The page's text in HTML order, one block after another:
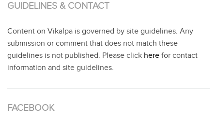
GUIDELINES & CONTACT
Content on Vikalpa is governed by site guidelines. Any
submission or comment that does not match these
guidelines is not published. Please click here for contact
information and site guidelines.
FACEBOOK